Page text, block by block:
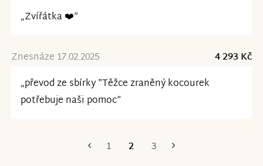
„Zvířátka ❤️“
Znesnáze 17.02.2025
4 293 Kč
„převod ze sbírky "Těžce zraněný kocourek
potřebuje naši pomoc“
1 2 3